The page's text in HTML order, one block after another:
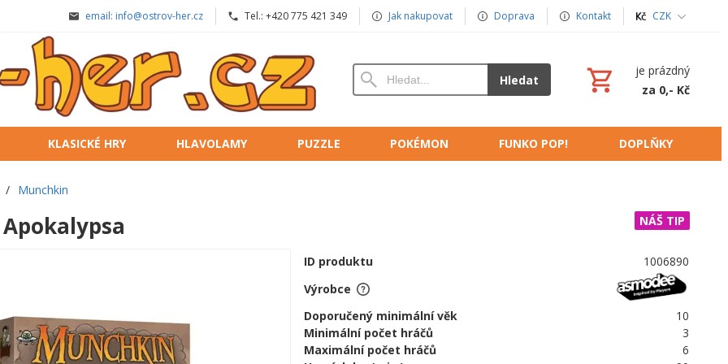
email: info@ostrov-her.cz Tel.: +420 775 421 349 Jak nakupovat Doprava Kontakt CZK
Hledat
je prázdný
za 0,- Kč
KLASICKÉ HRY HLAVOLAMY PUZZLE POKÉMON FUNKO POP! DOPLŇKY
/ Munchkin
NÁŠ TIP
ID produktu
1006890
Výrobce
Doporučený minimální věk
10
Minimální počet hráčů
3
Maximální počet hráčů
6